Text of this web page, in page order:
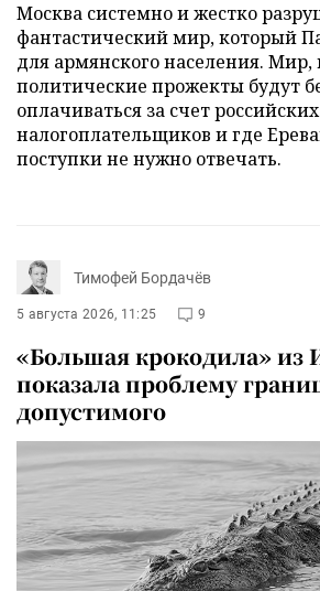
Москва системно и жестко
фантастический мир, который
для армянского населения. Мир,
политические прожекты будут
оплачиваться за счет российских
налогоплательщиков и где
поступки не нужно отвечать.
Тимофей Бордачёв
5 августа 2026, 11:25 9
«Большая крокодила» из
показала проблему
допустимого